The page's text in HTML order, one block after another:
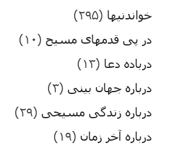
خواندنیها (۲۹۵)
در پی قدمهای مسیح (۱۰)
درباده دعا (۱۳)
درباره جهان بینی (۳)
درباره زندگی مسیحی (۲۹)
درباره آخر زمان (۱۹)